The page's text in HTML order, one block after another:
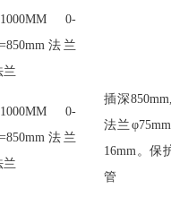
0-
法兰
兰
0-
法兰
兰
插深
法兰
16mm。保
管